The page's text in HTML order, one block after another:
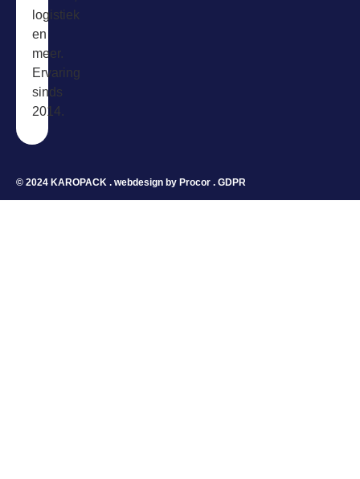
logistiek
en
meer.
Ervaring
sinds
2014.
© 2024 KAROPACK . webdesign by Procor . GDPR